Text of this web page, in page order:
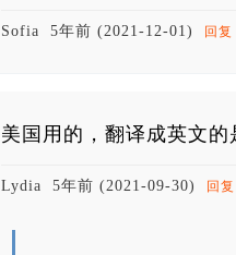
Sofia 5年前 (2021-12-01) 回复
美国用的，翻译成英文的
Lydia 5年前 (2021-09-30) 回复